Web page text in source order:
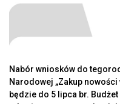
Nabór wniosków do
Narodowej „Zakup
będzie do 5 lipca br.